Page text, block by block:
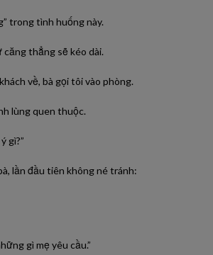
trong tình huống này.
căng thẳng sẽ kéo dài.
về, bà gọi tôi vào phòng.
lùng quen thuộc.
gì?”
lần đầu tiên không né tránh:
gì mẹ yêu cầu.”